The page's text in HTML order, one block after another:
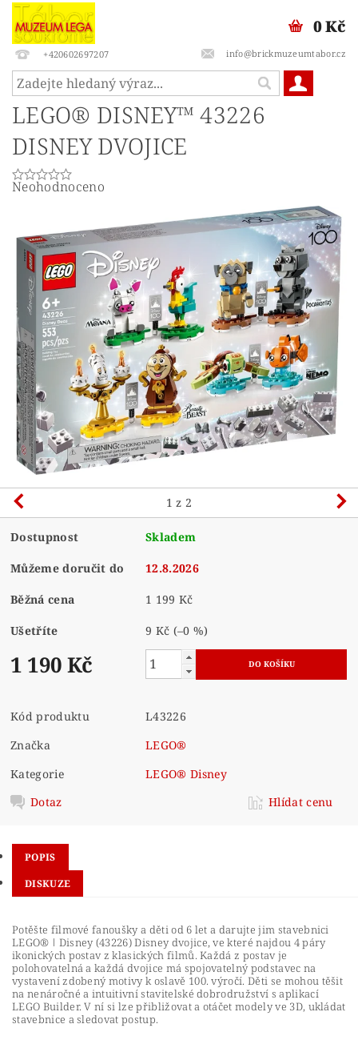
+420602697207 info@brickmuzeumtabor.cz
0 Kč
LEGO® DISNEY™ 43226
DISNEY DVOJICE
Neohodnoceno
1 z 2
Dostupnost Skladem
Můžeme doručit do 12.8.2026
Běžná cena 1 199 Kč
Ušetříte 9 Kč (–0 %)
1 190 Kč
Kód produktu
L43226
Značka
LEGO®
Kategorie
LEGO® Disney
Dotaz
Hlídat cenu
POPIS
DISKUZE
Potěšte filmové fanoušky a děti od 6 let a darujte jim stavebnici
LEGO® ǀ Disney (43226) Disney dvojice, ve které najdou 4 páry
ikonických postav z klasických filmů. Každá z postav je
polohovatelná a každá dvojice má spojovatelný podstavec na
vystavení zdobený motivy k oslavě 100. výročí. Děti se mohou těšit
na nenáročné a intuitivní stavitelské dobrodružství s aplikací
LEGO Builder. V ní si lze přibližovat a otáčet modely ve 3D, ukládat
stavebnice a sledovat postup.